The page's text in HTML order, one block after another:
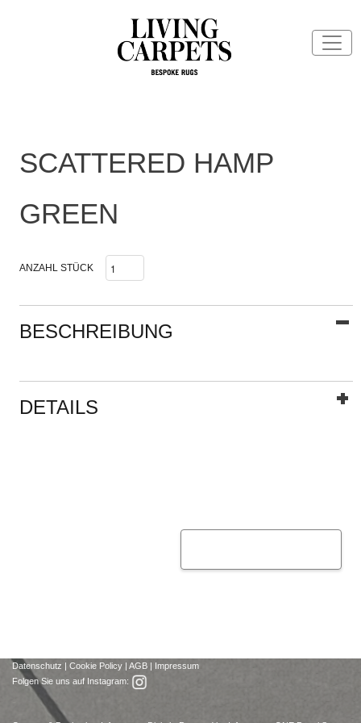
SCATTERED HAMP
GREEN
ANZAHL STÜCK
BESCHREIBUNG
DETAILS
Datenschutz | Cookie Policy | AGB | Impressum
Folgen Sie uns auf Instagram: